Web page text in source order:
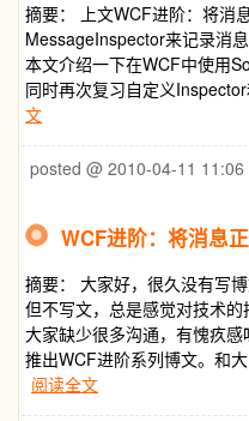
摘要： 上文WCF进阶：将消
MessageInspector来记录消
本文介绍一下在WCF中使用
同时再次复习自定义
文
posted @ 2010-04-11
WCF进阶：将消息
摘要： 大家好，很久没有写
但不写文，总是感觉对技术
大家缺少很多沟通，有愧疚
推出WCF进阶系列博文。和
阅读全文